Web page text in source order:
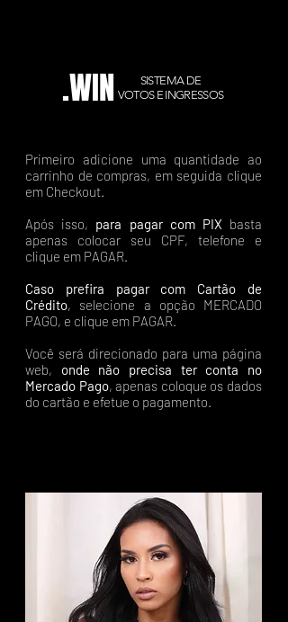
.WIN
SISTEMA DE
VOTOS E INGRESSOS
Primeiro adicione uma quantidade ao
carrinho de compras, em seguida clique
em Checkout.
Após isso, para pagar com PIX basta
apenas colocar seu CPF, telefone e
clique em PAGAR.
Caso prefira pagar com Cartão de
Crédito, selecione a opção MERCADO
PAGO, e clique em PAGAR.
Você será direcionado para uma página
web, onde não precisa ter conta no
Mercado Pago, apenas coloque os dados
do cartão e efetue o pagamento.